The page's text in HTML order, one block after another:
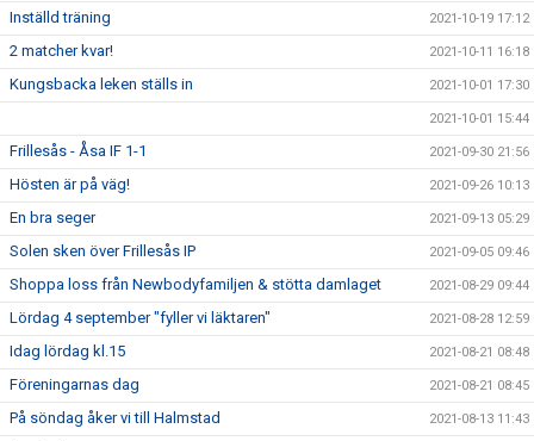
Inställd träning 2021-10-19 17:12
2 matcher kvar! 2021-10-11 16:18
Kungsbacka leken ställs in 2021-10-01 17:30
2021-10-01 15:44
Frillesås - Åsa IF 1-1 2021-09-30 21:56
Hösten är på väg! 2021-09-26 10:13
En bra seger 2021-09-13 05:29
Solen sken över Frillesås IP 2021-09-05 09:46
Shoppa loss från Newbodyfamiljen & stötta damlaget 2021-08-29 09:44
Lördag 4 september "fyller vi läktaren" 2021-08-28 12:59
Idag lördag kl.15 2021-08-21 08:48
Föreningarnas dag 2021-08-21 08:45
På söndag åker vi till Halmstad 2021-08-13 11:43